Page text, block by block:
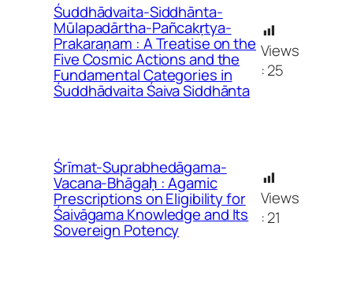
Śuddhādvaita-Siddhānta-
Mūlapadārtha-Pañcakṛtya-
Prakaraṇam : A Treatise on the
Five Cosmic Actions and the
Fundamental Categories in
Śuddhādvaita Śaiva Siddhānta
Views
:25
Śrīmat-Suprabhedāgama-
Vacana-Bhāgaḥ : Agamic
Prescriptions on Eligibility for
Śaivāgama Knowledge and Its
Sovereign Potency
Views
:21